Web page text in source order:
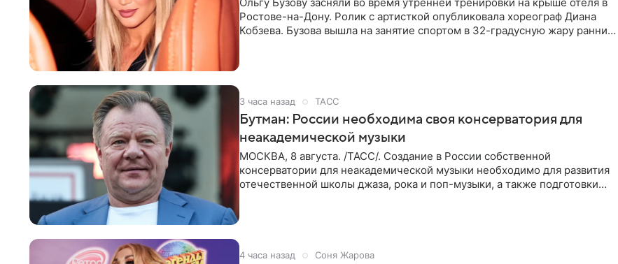
Ростове-на-Дону. Ролик с артисткой опубликовала хореограф Диана
Кобзева. Бузова вышла на занятие спортом в 32-градусную жару ранним
3 часа назад ТАСС
Бутман: России необходима своя консерватория для
неакадемической музыки
МОСКВА, 8 августа. /ТАСС/. Создание в России собственной
консерватории для неакадемической музыки необходимо для развития
отечественной школы джаза, рока и поп-музыки, а также подготовки
4 часа назад Соня Жарова